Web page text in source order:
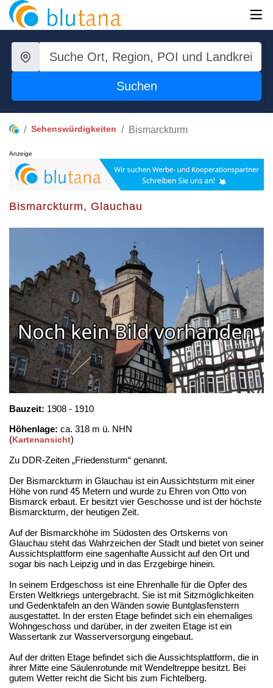
Suchen
Sehenswürdigkeiten Bismarckturm
Anzeige
Bismarckturm, Glauchau
Bauzeit: 1908 - 1910
Höhenlage: ca. 318 m ü. NHN
(Kartenansicht)
Zu DDR-Zeiten „Friedensturm“ genannt.
Der Bismarckturm in Glauchau ist ein Aussichtsturm mit einer
Höhe von rund 45 Metern und wurde zu Ehren von Otto von
Bismarck erbaut. Er besitzt vier Geschosse und ist der höchste
Bismarckturm, der heutigen Zeit.
Auf der Bismarckhöhe im Südosten des Ortskerns von
Glauchau steht das Wahrzeichen der Stadt und bietet von seiner
Aussichtsplattform eine sagenhafte Aussicht auf den Ort und
sogar bis nach Leipzig und in das Erzgebirge hinein.
In seinem Erdgeschoss ist eine Ehrenhalle für die Opfer des
Ersten Weltkriegs untergebracht. Sie ist mit Sitzmöglichkeiten
und Gedenktafeln an den Wänden sowie Buntglasfenstern
ausgestattet. In der ersten Etage befindet sich ein ehemaliges
Wohngeschoss und darüber, in der zweiten Etage ist ein
Wassertank zur Wasserversorgung eingebaut.
Auf der dritten Etage befindet sich die Aussichtsplattform, die in
ihrer Mitte eine Säulenrotunde mit Wendeltreppe besitzt. Bei
gutem Wetter reicht die Sicht bis zum Fichtelberg.